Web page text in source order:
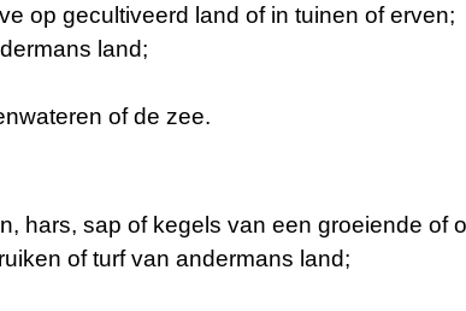
op gecultiveerd land of in tuinen of erven;
land;
of de zee.
hars, sap of kegels van een groeiende of
of turf van andermans land;